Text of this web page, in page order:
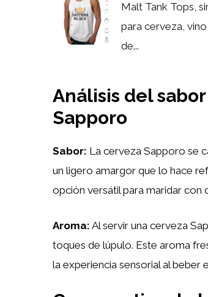
Malt Tank Tops,
para cerveza,
de...
Análisis del
Sapporo
Sabor: La cerveza Sapporo se
un ligero amargor que lo hace
opción versátil para maridar con
Aroma: Al servir una cerveza
toques de lúpulo. Este aroma
la experiencia sensorial al beber